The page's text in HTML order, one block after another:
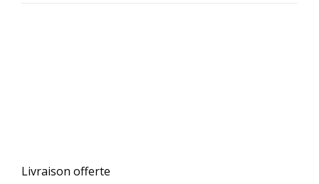
Livraison offerte